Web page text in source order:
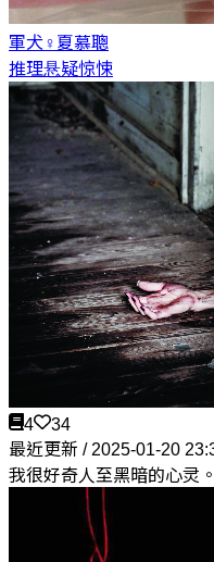
軍犬♀ 夏慕聰
推理悬疑惊悚
4
34
最近更新 / 2025-01-20
我很好奇人至黑暗的心灵。